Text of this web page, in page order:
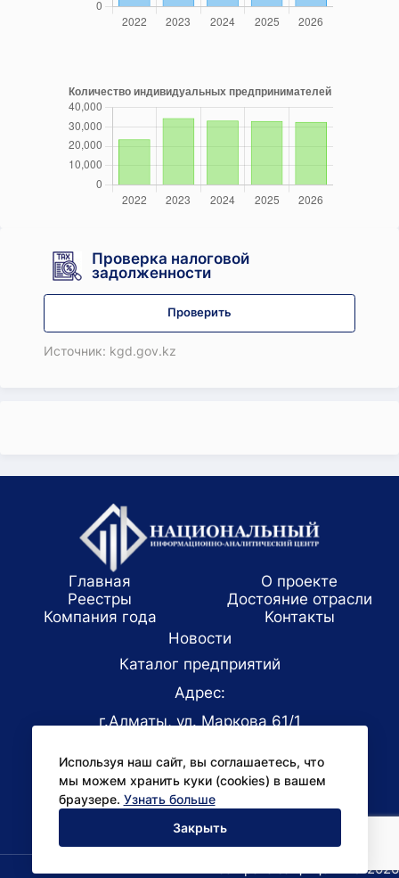
Проверка налоговой
задолженности
Проверить
Источник: kgd.gov.kz
Используя наш сайт, вы соглашаетесь, что
мы можем хранить куки (cookies) в вашем
браузере. Узнать больше
Закрыть
Главная
О проекте
Реестры
Достояние отрасли
Компания года
Koнтaкты
Новости
Каталог предприятий
Адрес:
г.Алматы, ул. Маркова 61/1
office@niac.kz
Для СМИ:
pr@niac.kz
Все права защищены © 2026